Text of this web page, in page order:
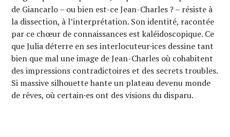
de Giancarlo – ou bien est-ce Jean-Charles ? – résiste à
la dissection, à l’interprétation. Son identité, racontée
par ce chœur de connaissances est kaléidoscopique. Ce
que Julia déterre en ses interlocuteur·ices dessine tant
bien que mal une image de Jean-Charles où cohabitent
des impressions contradictoires et des secrets troubles.
Si massive silhouette hante un plateau devenu monde
de rêves, où certain·es ont des visions du disparu.